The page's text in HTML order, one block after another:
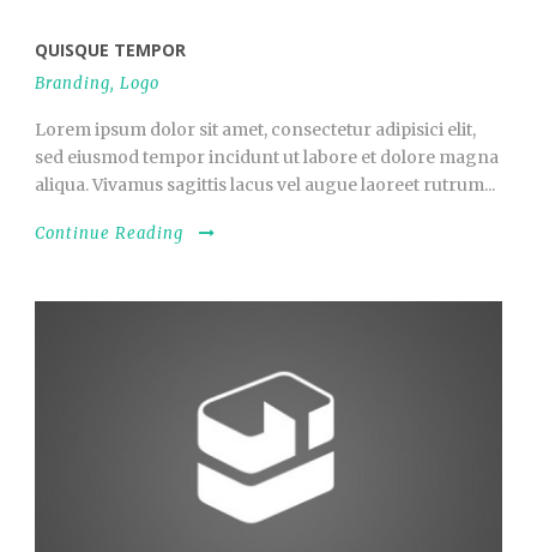
QUISQUE TEMPOR
Branding, Logo
Lorem ipsum dolor sit amet, consectetur adipisici elit,
sed eiusmod tempor incidunt ut labore et dolore magna
aliqua. Vivamus sagittis lacus vel augue laoreet rutrum...
Continue Reading